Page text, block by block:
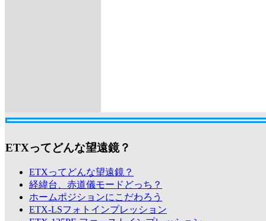
ETXってどんな望遠鏡？
ETXってどんな望遠鏡？
経緯台、赤道儀モードどっち？
ホームポジションにこだわろう
ETX-LSフォトインプレッション